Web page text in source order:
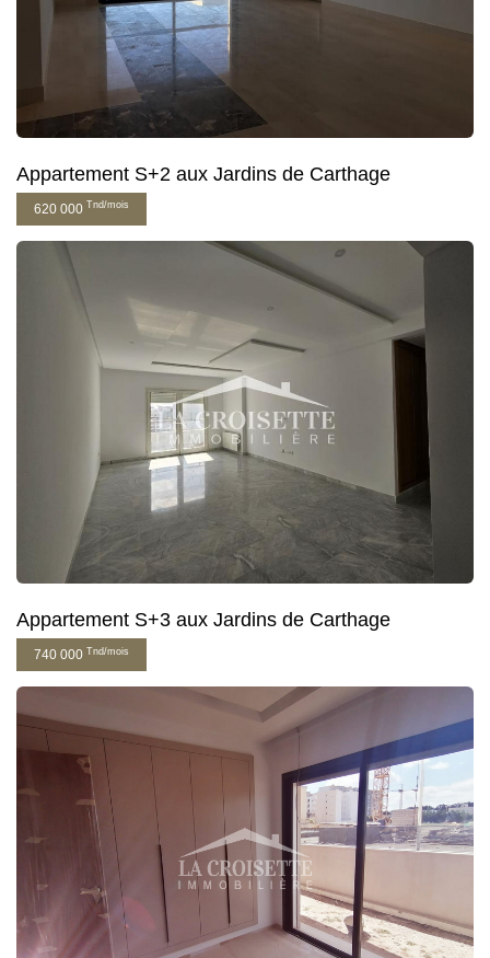
Appartement S+2 aux Jardins de Carthage
620 000 Tnd/mois
Appartement S+3 aux Jardins de Carthage
740 000 Tnd/mois